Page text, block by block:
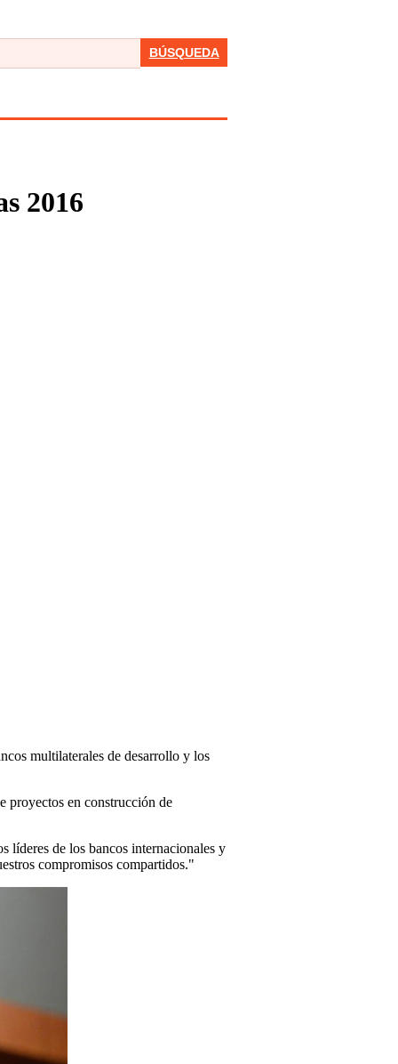
BÚSQUEDA
2016
multilaterales de desarrollo y los
proyectos en construcción de
líderes de los bancos internacionales y
compromisos compartidos."